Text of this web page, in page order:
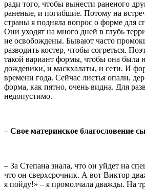
ради того, чтобы вынести раненого
раненые, и погибшие. Потому на
страны я подняла вопрос о форме для
Они уходят на много дней в глубь
не освобождены. Бывают часто
разводить костер, чтобы согреться.
такой вариант формы, чтобы она была
дождевики, и маскхалаты, и сети. И
времени года. Сейчас листья опали,
форма, как пятно, очень видна. Для
недопустимо.
– Свое материнское благословение
– За Степана знала, что он уйдет на
что он сверхсрочник. А вот Виктор
я пойду!» – я промолчала дважды. На